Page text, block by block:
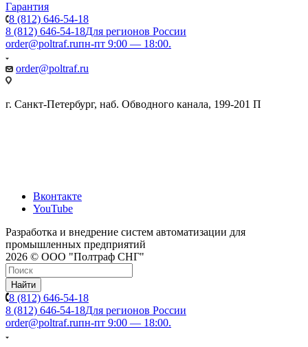
Гарантия
8 (812) 646-54-18
8 (812) 646-54-18Для регионов России
order@poltraf.ruпн-пт 9:00 — 18:00.
order@poltraf.ru
г. Санкт-Петербург, наб. Обводного канала, 199-201 П
Вконтакте
YouTube
Разработка и внедрение систем автоматизации для
промышленных предприятий
2026 © ООО "Полтраф СНГ"
Найти
8 (812) 646-54-18
8 (812) 646-54-18Для регионов России
order@poltraf.ruпн-пт 9:00 — 18:00.